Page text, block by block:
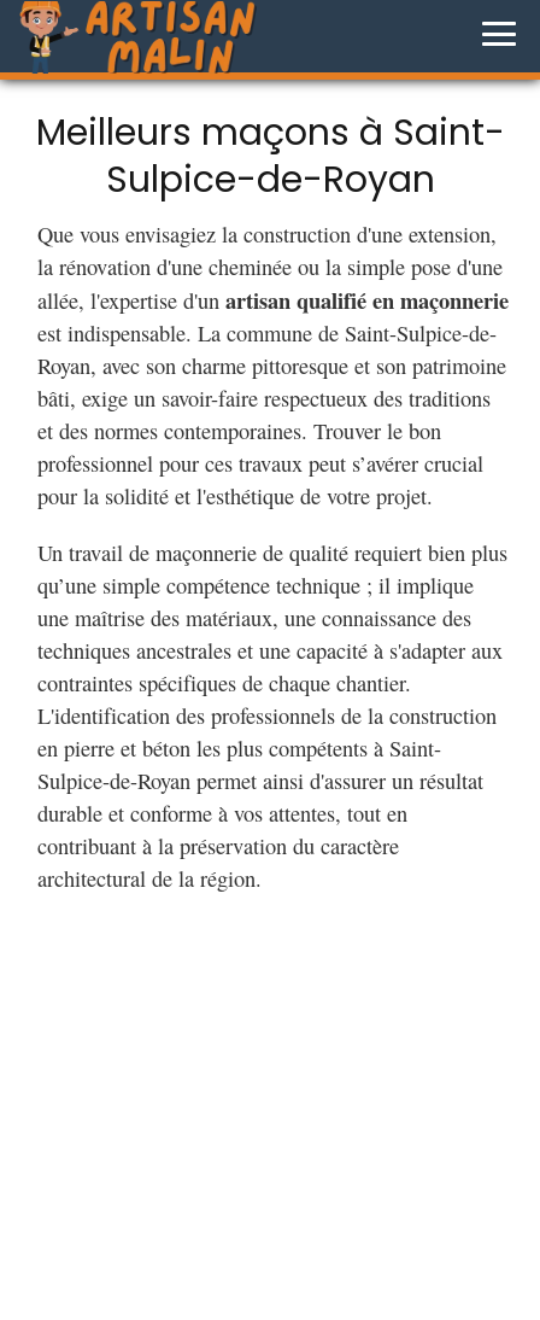
Meilleurs maçons à Saint-
Sulpice-de-Royan
Que vous envisagiez la construction d'une extension,
la rénovation d'une cheminée ou la simple pose d'une
allée, l'expertise d'un artisan qualifié en maçonnerie
est indispensable. La commune de Saint-Sulpice-de-
Royan, avec son charme pittoresque et son patrimoine
bâti, exige un savoir-faire respectueux des traditions
et des normes contemporaines. Trouver le bon
professionnel pour ces travaux peut s’avérer crucial
pour la solidité et l'esthétique de votre projet.
Un travail de maçonnerie de qualité requiert bien plus
qu’une simple compétence technique ; il implique
une maîtrise des matériaux, une connaissance des
techniques ancestrales et une capacité à s'adapter aux
contraintes spécifiques de chaque chantier.
L'identification des professionnels de la construction
en pierre et béton les plus compétents à Saint-
Sulpice-de-Royan permet ainsi d'assurer un résultat
durable et conforme à vos attentes, tout en
contribuant à la préservation du caractère
architectural de la région.